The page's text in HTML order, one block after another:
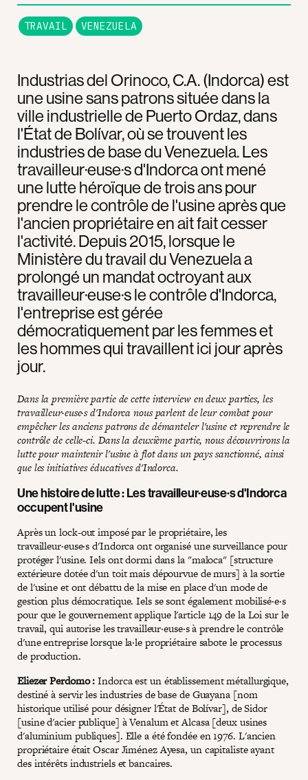
Industrias del Orinoco, C.A. (Indorca) est
une usine sans patrons située dans la
ville industrielle de Puerto Ordaz, dans
l'État de Bolívar, où se trouvent les
industries de base du Venezuela. Les
travailleur·euse·s d'Indorca ont mené
une lutte héroïque de trois ans pour
prendre le contrôle de l'usine après que
l'ancien propriétaire en ait fait cesser
l'activité. Depuis 2015, lorsque le
Ministère du travail du Venezuela a
prolongé un mandat octroyant aux
travailleur·euse·s le contrôle d'Indorca,
l'entreprise est gérée
démocratiquement par les femmes et
les hommes qui travaillent ici jour après
jour.
Dans la première partie de cette interview en deux parties, les
travailleur·euse·s d'Indorca nous parlent de leur combat pour
empêcher les anciens patrons de démanteler l'usine et reprendre le
contrôle de celle-ci. Dans la deuxième partie, nous découvrirons la
lutte pour maintenir l'usine à flot dans un pays sanctionné, ainsi
que les initiatives éducatives d'Indorca.
Une histoire de lutte : Les travailleur·euse·s d'Indorca
occupent l'usine
Après un lock-out imposé par le propriétaire, les
travailleur·euse·s d'Indorca ont organisé une surveillance pour
protéger l'usine. Iels ont dormi dans la "maloca" [structure
extérieure dotée d'un toit mais dépourvue de murs] à la sortie
de l'usine et ont débattu de la mise en place d'un mode de
gestion plus démocratique. Iels se sont également mobilisé·e·s
pour que le gouvernement applique l'article 149 de la Loi sur le
travail, qui autorise les travailleur·euse·s à prendre le contrôle
d'une entreprise lorsque la·le propriétaire sabote le processus
de production.
Eliezer Perdomo :Indorca est un établissement métallurgique,
destiné à servir les industries de base de Guayana [nom
historique utilisé pour désigner l'État de Bolívar], de Sidor
[usine d'acier publique] à Venalum et Alcasa [deux usines
d'aluminium publiques]. Elle a été fondée en 1976. L'ancien
propriétaire était Oscar Jiménez Ayesa, un capitaliste ayant
des intérêts industriels et bancaires.
TRAVAIL VENEZUELA